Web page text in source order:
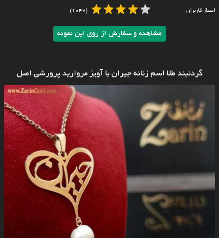
امتیاز کاربران (1047)
مشاهده و سفارش از روی این نمونه
گردنبند طلا اسم زنانه جیران با آویز مروارید پرورشی اصل